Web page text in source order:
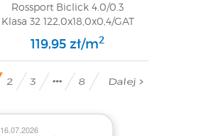
Rossport Biclick 4.0/0.3
Klasa 32 122,0x18,0x0,4/GAT
119,95 zł/m2
2 3 8 Dalej
16.07.2026